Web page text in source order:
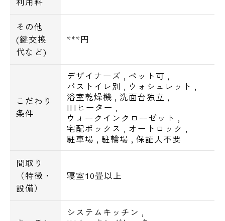
その他
(鍵交換
代など)
***円
こだわり
条件
デザイナーズ , ペット可 ,
バストイレ別 , ウォシュレット ,
浴室乾燥機 ,洗面台独立 ,
IHヒーター ,
ウォークインクローゼット ,
宅配ボックス , オートロック ,
駐車場 , 駐輪場 , 保証人不要
間取り
（特徴・
設備）
寝室10畳以上
システムキッチン ,